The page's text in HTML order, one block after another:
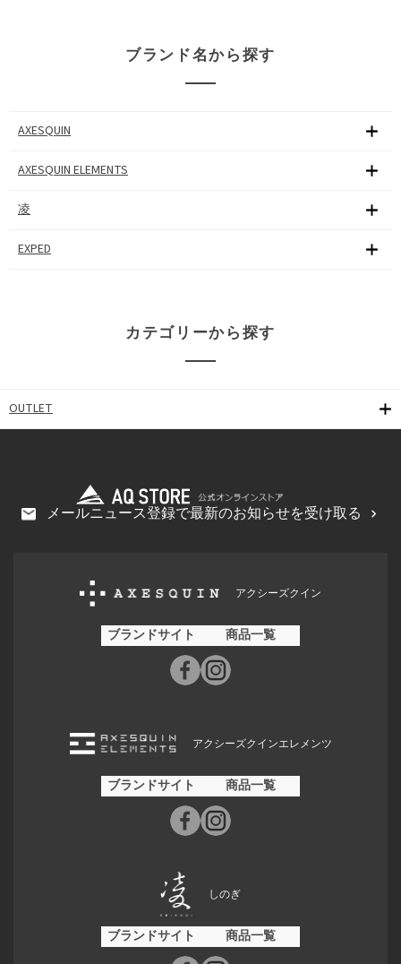
ブランド名から探す
AXESQUIN
AXESQUIN ELEMENTS
凌
EXPED
カテゴリーから探す
OUTLET
メールニュース登録で最新のお知らせを受け取る
アクシーズクイン
ブランドサイト 商品一覧
アクシーズクインエレメンツ
ブランドサイト 商品一覧
しのぎ
ブランドサイト 商品一覧